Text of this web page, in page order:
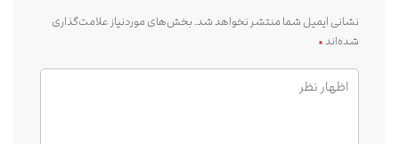
نشانی ایمیل شما منتشر نخواهد شد. بخش‌های موردنیاز علامت‌گذاری
شده‌اند*